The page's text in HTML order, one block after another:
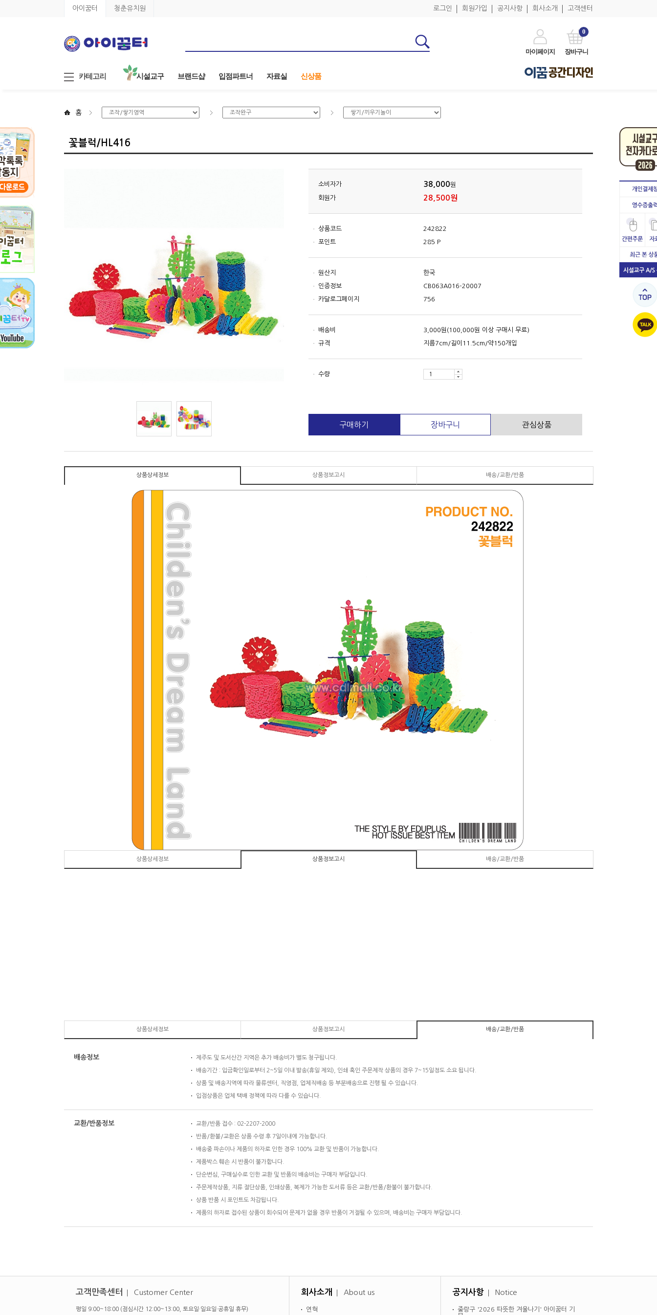
아이꿈터 청춘유치원 로그인 회원가입 공지사항 회사소개 고객센터
마이페이지
0
장바구니
카테고리 시설교구 브랜드샵 입점파트너 자료실 신상품
홈
꽃블럭/HL416
소비자가 38,000원
회원가 28,500원
상품코드 242822
포인트 285 P
원산지 한국
인증정보 CB063A016-20007
카달로그페이지 756
배송비 3,000원(100,000원 이상 구매시 무료)
규격 지름7cm/길이11.5cm/약150개입
수량
구매하기 장바구니 관심상품
상품상세정보 상품정보고시 배송/교환/반품
상품상세정보 상품정보고시 배송/교환/반품
상품상세정보 상품정보고시 배송/교환/반품
배송정보 제주도 및 도서산간 지역은 추가 배송비가 별도 청구됩니다.
배송기간 : 입금확인일로부터 2~5일 이내 발송(휴일 제외), 인쇄 혹인 주문제작 상품의 경우 7~15일정도 소요 됩니다.
상품 및 배송지역에 따라 물류센터, 직영점, 업체직배송 등 부분배송으로 진행 될 수 있습니다.
입점상품은 업체 택배 정책에 따라 다를 수 있습니다.
교환/반품정보 교환/반품 접수 : 02-2207-2000
반품/환불/교환은 상품 수령 후 7일이내에 가능합니다.
배송중 파손이나 제품의 하자로 인한 경우 100% 교환 및 반품이 가능합니다.
제품박스 훼손 시 반품이 불가합니다.
단순변심, 구매실수로 인한 교환 및 반품의 배송비는 구매자 부담입니다.
주문제작상품, 지류 절단상품, 인쇄상품, 복제가 가능한 도서류 등은 교환/반품/환불이 불가합니다.
상품 반품 시 포인트도 차감됩니다.
제품의 하자로 접수된 상품이 회수되어 문제가 없을 경우 반품이 거절될 수 있으며, 배송비는 구매자 부담입니다.
고객만족센터 Customer Center
평일 9:00~18:00 (점심시간 12:00~13:00, 토요일·일요일·공휴일 휴무)
회사소개 About us
연혁
공지사항 Notice
중랑구 '2026 따뜻한 겨울나기' 아이꿈터 기